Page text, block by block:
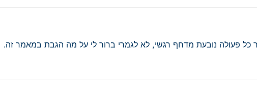
פעולה נובעת מדחף רגשי, לא לגמרי ברור לי על מה הגבת במאמר זה.